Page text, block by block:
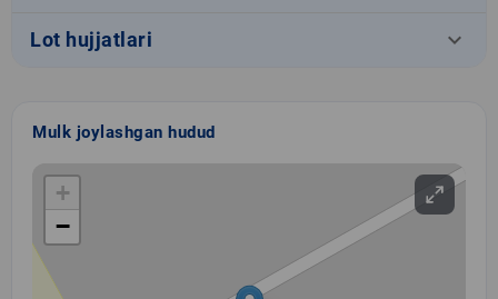
Lot hujjatlari keyboard_arrow_down
Mulk joylashgan hudud
+
−